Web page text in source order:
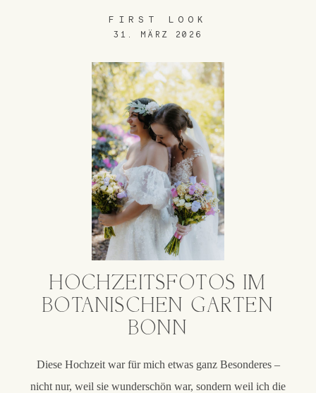
FIRST LOOK
31. MÄRZ 2026
HOCHZEITSFOTOS IM
BOTANISCHEN GARTEN
BONN
Diese Hochzeit war für mich etwas ganz Besonderes –
nicht nur, weil sie wunderschön war, sondern weil ich die